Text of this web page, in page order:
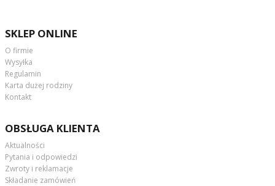
SKLEP ONLINE
O firmie
Wysyłka
Regulamin
Karta dużej rodziny
Kontakt
OBSŁUGA KLIENTA
Aktualności
Pytania i odpowiedzi
Zwroty i reklamacje
Składanie zamówień